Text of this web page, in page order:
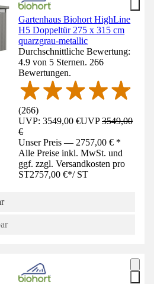
Gartenhaus Biohort HighLine
H5 Doppeltür 275 x 315 cm
quarzgrau-metallic
Durchschnittliche Bewertung:
4.9 von 5 Sternen. 266
Bewertungen.
(266)
UVP: 3549,00 €UVP3549,00
€
Unser Preis — 2757,00 € *
Alle Preise inkl. MwSt. und
ggf. zzgl. Versandkosten pro
ST2757,00 €*/ ST